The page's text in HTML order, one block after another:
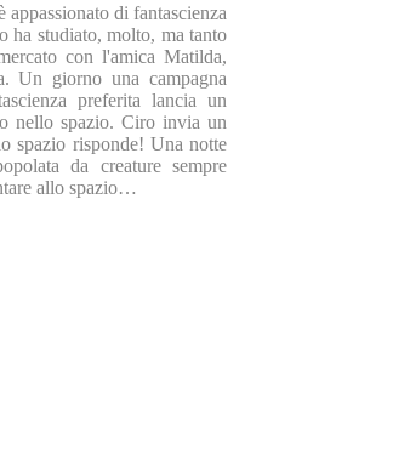
di fantascienza
ha studiato, molto, ma tanto
con l'amica Matilda,
Un giorno una campagna
preferita lancia un
nello spazio. Ciro invia un
spazio risponde! Una notte
da creature sempre
allo spazio…